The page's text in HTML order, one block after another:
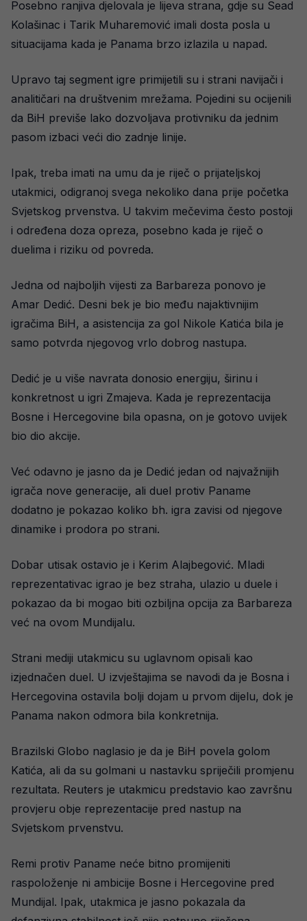
Posebno ranjiva djelovala je lijeva strana, gdje su Sead
Kolašinac i Tarik Muharemović imali dosta posla u
situacijama kada je Panama brzo izlazila u napad.
Upravo taj segment igre primijetili su i strani navijači i
analitičari na društvenim mrežama. Pojedini su ocijenili
da BiH previše lako dozvoljava protivniku da jednim
pasom izbaci veći dio zadnje linije.
Ipak, treba imati na umu da je riječ o prijateljskoj
utakmici, odigranoj svega nekoliko dana prije početka
Svjetskog prvenstva. U takvim mečevima često postoji
i određena doza opreza, posebno kada je riječ o
duelima i riziku od povreda.
Jedna od najboljih vijesti za Barbareza ponovo je
Amar Dedić. Desni bek je bio među najaktivnijim
igračima BiH, a asistencija za gol Nikole Katića bila je
samo potvrda njegovog vrlo dobrog nastupa.
Dedić je u više navrata donosio energiju, širinu i
konkretnost u igri Zmajeva. Kada je reprezentacija
Bosne i Hercegovine bila opasna, on je gotovo uvijek
bio dio akcije.
Već odavno je jasno da je Dedić jedan od najvažnijih
igrača nove generacije, ali duel protiv Paname
dodatno je pokazao koliko bh. igra zavisi od njegove
dinamike i prodora po strani.
Dobar utisak ostavio je i Kerim Alajbegović. Mladi
reprezentativac igrao je bez straha, ulazio u duele i
pokazao da bi mogao biti ozbiljna opcija za Barbareza
već na ovom Mundijalu.
Strani mediji utakmicu su uglavnom opisali kao
izjednačen duel. U izvještajima se navodi da je Bosna i
Hercegovina ostavila bolji dojam u prvom dijelu, dok je
Panama nakon odmora bila konkretnija.
Brazilski Globo naglasio je da je BiH povela golom
Katića, ali da su golmani u nastavku spriječili promjenu
rezultata. Reuters je utakmicu predstavio kao završnu
provjeru obje reprezentacije pred nastup na
Svjetskom prvenstvu.
Remi protiv Paname neće bitno promijeniti
raspoloženje ni ambicije Bosne i Hercegovine pred
Mundijal. Ipak, utakmica je jasno pokazala da